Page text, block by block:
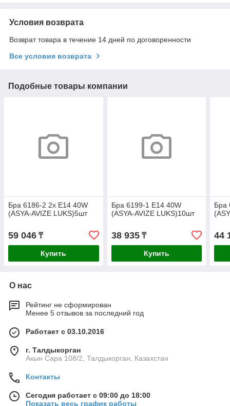
Условия возврата
Возврат товара в течение 14 дней по договоренности
Все условия возврата
Подобные товары компании
Бра 6186-2 2x E14 40W
(ASYA-AVIZE LUKS)5шт
59 046 ₸
Купить
Бра 6199-1 E14 40W
(ASYA-AVIZE LUKS)10шт
38 935₸
Купить
Бра
44
О нас
Рейтинг не сформирован
Менее 5 отзывов за последний год
Работает с 03.10.2016
г. Талдыкорган
Акын Сара 108/2, Талдыкорган, Казахстан
Контакты
Сегодня работает с 09:00 до 18:00
Показать весь график работы